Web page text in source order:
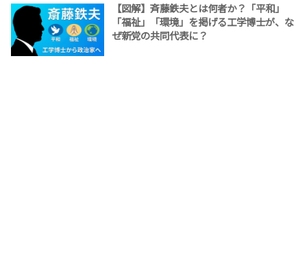
【図解】斉藤鉄夫とは何者か？「平和」
「福祉」「環境」を掲げる工学博士が、な
ぜ新党の共同代表に？